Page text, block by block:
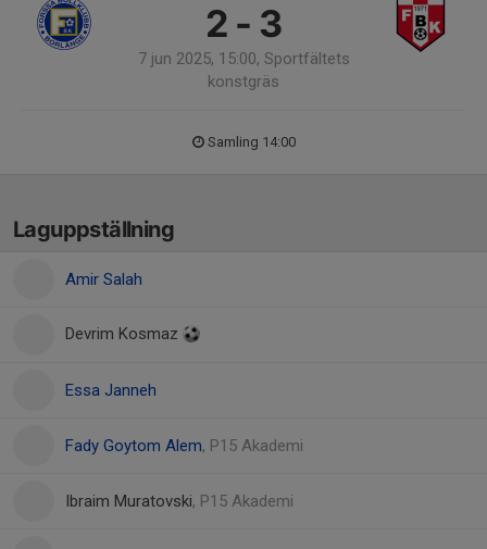
2 - 3
7 jun 2025, 15:00, Sportfältets
konstgräs
Samling 14:00
Laguppställning
Amir Salah
Devrim Kosmaz
Essa Janneh
Fady Goytom Alem, P15 Akademi
Ibraim Muratovski, P15 Akademi